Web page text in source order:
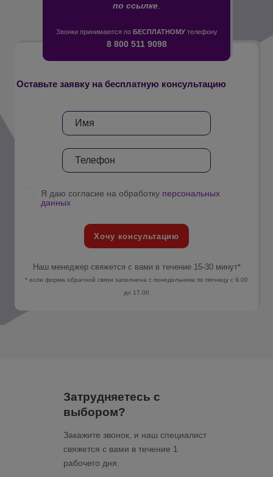
по ссылке
Звонки принимаются по БЕСПЛАТНОМУтелефону
8 800 511 9098
Оставьте заявку на бесплатную консультацию
Я даю согласие на обработку персональных
данных
Хочу консультацию
Наш менеджер свяжется с вами в течение 15-30 минут*
* если форма обратной связи заполнена с понедельника по пятницу с 9.00
до 17.00
Затрудняетесь с
выбором?
Закажите звонок, и наш специалист
свяжется с вами в течение 1
рабочего дня.